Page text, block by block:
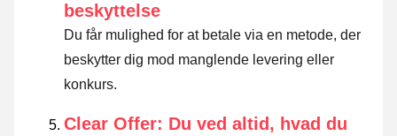
beskyttelse
Du får mulighed for at betale via en metode, der
beskytter dig mod manglende levering eller
konkurs.
Clear Offer: Du ved altid, hvad du